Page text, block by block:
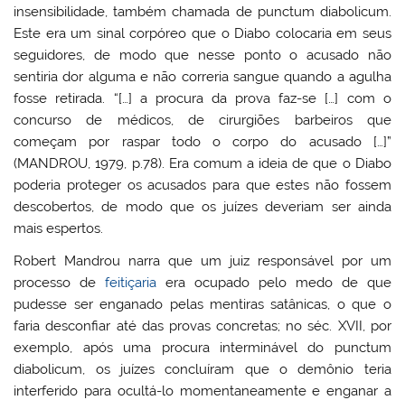
insensibilidade, também chamada de punctum diabolicum.
Este era um sinal corpóreo que o Diabo colocaria em seus
seguidores, de modo que nesse ponto o acusado não
sentiria dor alguma e não correria sangue quando a agulha
fosse retirada. “[…] a procura da prova faz-se […] com o
concurso de médicos, de cirurgiões barbeiros que
começam por raspar todo o corpo do acusado […]”
(MANDROU, 1979, p.78). Era comum a ideia de que o Diabo
poderia proteger os acusados para que estes não fossem
descobertos, de modo que os juízes deveriam ser ainda
mais espertos.
Robert Mandrou narra que um juiz responsável por um
processo defeitiçaria era ocupado pelo medo de que
pudesse ser enganado pelas mentiras satânicas, o que o
faria desconfiar até das provas concretas; no séc. XVII, por
exemplo, após uma procura interminável do punctum
diabolicum, os juízes concluíram que o demônio teria
interferido para ocultá-lo momentaneamente e enganar a